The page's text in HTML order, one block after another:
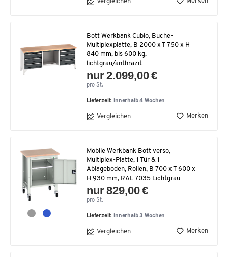
Vergleichen
Bott Werkbank Cubio, Buche-
Multiplexplatte, B 2000 x T 750 x H
840 mm, bis 600 kg,
lichtgrau/anthrazit
nur 2.099,00 €
pro St.
Lieferzeit: innerhalb 4 Wochen
Vergleichen Merken
Mobile Werkbank Bott verso,
Multiplex-Platte, 1 Tür & 1
Ablageboden, Rollen, B 700 x T 600 x
H 930 mm, RAL 7035 Lichtgrau
nur 829,00 €
pro St.
Lieferzeit: innerhalb 3 Wochen
Vergleichen Merken